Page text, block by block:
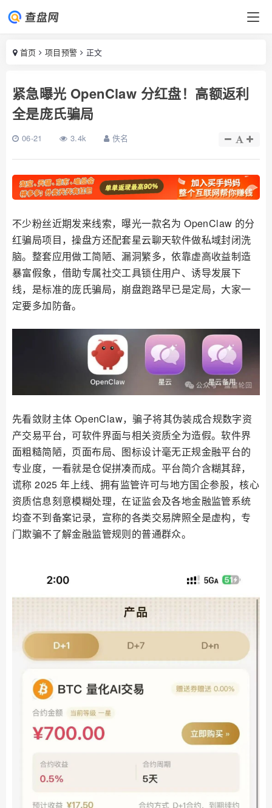
首页 项目预警 正文
紧急曝光 OpenClaw 分红盘！高额返利
全是庞氏骗局
06-21 3.4k 佚名
不少粉丝近期发来线索，曝光一款名为 OpenClaw 的分
红骗局项目，操盘方还配套星云聊天软件做私域封闭洗
脑。整套应用做工简陋、漏洞繁多，依靠虚高收益制造
暴富假象，借助专属社交工具锁住用户、诱导发展下
线，是标准的庞氏骗局，崩盘跑路早已是定局，大家一
定要多加防备。
先看敛财主体 OpenClaw，骗子将其伪装成合规数字资
产交易平台，可软件界面与相关资质全为造假。软件界
面粗糙简陋，页面布局、图标设计毫无正规金融平台的
专业度，一看就是仓促拼凑而成。平台简介含糊其辞，
谎称 2025 年上线、拥有监管许可与地方国企参股，核心
资质信息刻意模糊处理，在证监会及各地金融监管系统
均查不到备案记录，宣称的各类交易牌照全是虚构，专
门欺骗不了解金融监管规则的普通群众。